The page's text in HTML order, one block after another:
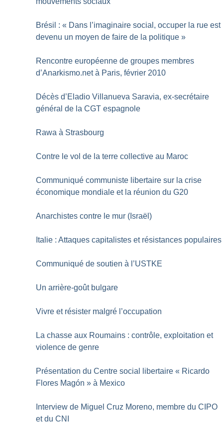
Brésil : « Dans l’imaginaire social, occuper la rue est
devenu un moyen de faire de la politique »
Rencontre européenne de groupes membres
d’Anarkismo.net à Paris, février 2010
Décès d’Eladio Villanueva Saravia, ex-secrétaire
général de la CGT espagnole
Rawa à Strasbourg
Contre le vol de la terre collective au Maroc
Communiqué communiste libertaire sur la crise
économique mondiale et la réunion du G20
Anarchistes contre le mur (Israël)
Italie : Attaques capitalistes et résistances populaires
Communiqué de soutien à l’USTKE
Un arrière-goût bulgare
Vivre et résister malgré l’occupation
La chasse aux Roumains : contrôle, exploitation et
violence de genre
Présentation du Centre social libertaire « Ricardo
Flores Magón » à Mexico
Interview de Miguel Cruz Moreno, membre du CIPO
et du CNI